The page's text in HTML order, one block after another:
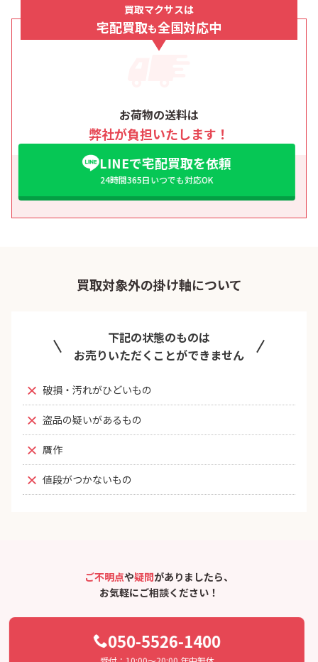
買取マクサスは
宅配買取も全国対応中
お荷物の送料は
弊社が負担いたします！
LINEで宅配買取を依頼
24時間365日いつでも対応OK
買取対象外の掛け軸について
下記の状態のものは
お売りいただくことができません
破損・汚れがひどいもの
盗品の疑いがあるもの
贋作
値段がつかないもの
ご不明点や疑問がありましたら、
お気軽にご相談ください！
050-5526-1400